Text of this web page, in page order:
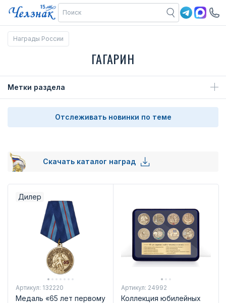
Награды России
ГАГАРИН
Метки раздела
Отслеживать новинки по теме
Скачать каталог наград
Дилер
Артикул: 132220
Медаль «65 лет первому
Артикул: 24992
Коллекция юбилейных